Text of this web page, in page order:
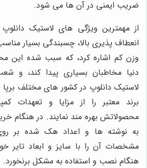
ضریب ایمنی در آن ها می شود.
از مهمترین ویژگی های لاستیک
انعطاف پذیری بالا، چسبندگی بسیار
وزن کم اشاره کرد، که سبب شده این
دنیا مخاطبان بسیاری پیدا کند، و
لاستیک دانلوپ در کشور های مختلف برپا
برند معتبر را از مزایا و تعهدات
محصولاتش بهره مند نمایند. در هنگام
به نوشته ها و اعداد هک شده بر
مشخصات آن را با سایز و ابعاد تایر
هنگام نصب و استفاده به مشکل برنخورد.